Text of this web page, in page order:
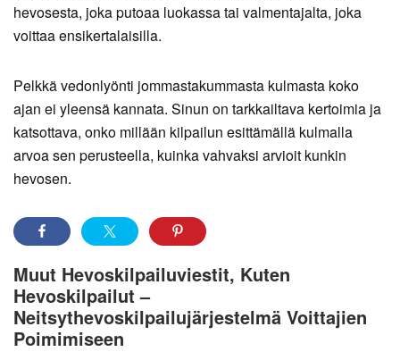
hevosesta, joka putoaa luokassa tai valmentajalta, joka
voittaa ensikertalaisilla.
Pelkkä vedonlyönti jommastakummasta kulmasta koko
ajan ei yleensä kannata. Sinun on tarkkailtava kertoimia ja
katsottava, onko millään kilpailun esittämällä kulmalla
arvoa sen perusteella, kuinka vahvaksi arvioit kunkin
hevosen.
Muut Hevoskilpailuviestit, Kuten
Hevoskilpailut –
Neitsythevoskilpailujärjestelmä Voittajien
Poimimiseen